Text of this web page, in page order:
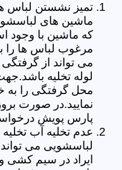
تمیز نشستن لباس
ماشین های
که ماشین با وجود
مرغوب لباس ها
می تواند از
لوله تخلیه
محل گرفتگی را به
نمایید.در صورت
پارس پویش
عدم تخلیه آب
لباسشویی می
ایراد در سیم کشی